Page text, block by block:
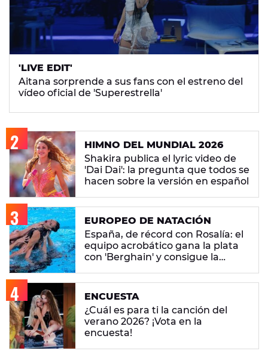
'LIVE EDIT'
Aitana sorprende a sus fans con el estreno del
vídeo oficial de 'Superestrella'
HIMNO DEL MUNDIAL 2026
Shakira publica el lyric video de
'Dai Dai': la pregunta que todos se
hacen sobre la versión en español
EUROPEO DE NATACIÓN
España, de récord con Rosalía: el
equipo acrobático gana la plata
con 'Berghain' y consigue la
ENCUESTA
¿Cuál es para ti la canción del
verano 2026? ¡Vota en la
encuesta!